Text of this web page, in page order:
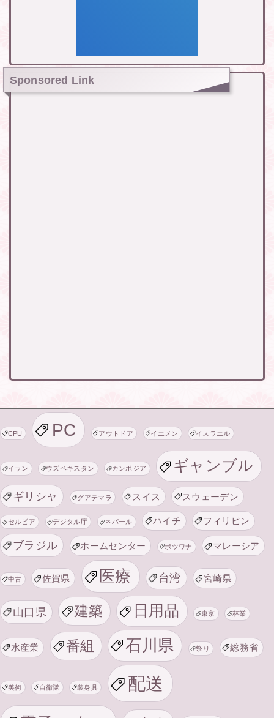
Sponsored Link
CPU PC アウトドア イエメン イスラエル
イラン ウズベキスタン カンボジア ギャンブル
ギリシャ グアテマラ スイス スウェーデン
セルビア デジタル庁 ネパール ハイチ フィリピン
ブラジル ホームセンター ボツワナ マレーシア
中古 佐賀県 医療 台湾 宮崎県
山口県 建築 日用品 東京 林業
水産業 番組 石川県 祭り 総務省
美術 自衛隊 装身具 配送